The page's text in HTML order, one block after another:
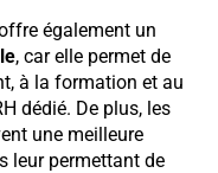
également un
, car elle permet de
à la formation et au
dédié. De plus, les
une meilleure
leur permettant de